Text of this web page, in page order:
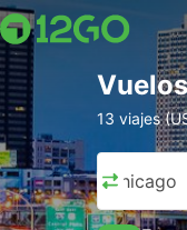
13 viajes
Chicago